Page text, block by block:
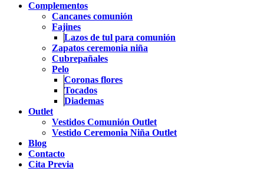
Complementos
Cancanes comunión
Fajines
Lazos de tul para comunión
Zapatos ceremonia niña
Cubrepañales
Pelo
Coronas flores
Tocados
Diademas
Outlet
Vestidos Comunión Outlet
Vestido Ceremonia Niña Outlet
Blog
Contacto
Cita Previa